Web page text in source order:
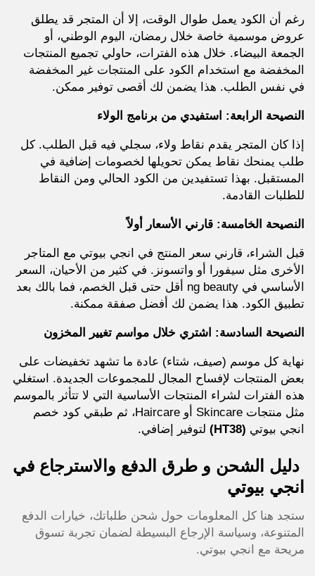
رغم أن الكود يعمل طوال الوقت، إلا أن المتجر قد يطلق
عروض موسمية خاصة خلال رمضان، اليوم الوطني، أو
الجمعة البيضاء. خلال هذه الفترات، حاولي تجميع المنتجات
المخفضة مع استخدام الكود على المنتجات غير المخفضة
في نفس الطلب. هذا يضمن لك أقصى توفير ممكن.
النصيحة الرابعة: استفيدي من برنامج الولاء
إذا كان المتجر يقدم نقاط ولاء، سجلي فيه قبل الطلب. كل
طلب يمنحك نقاط يمكن تحويلها لخصومات إضافية في
المستقبل. بهذا تستفيدين من الكود الحالي ومن النقاط
للطلبات القادمة.
النصيحة الخامسة: قارني الأسعار أولاً
قبل الشراء، قارني سعر المنتج في انجي بيوتي مع المتاجر
الأخرى مثل سيفورا أو واتسونز. في كثير من الأحيان، السعر
الأساسي في ng beauty أقل حتى قبل الخصم، فما بالك بعد
تطبيق الكود. هذا يضمن لك أفضل صفقة ممكنة.
النصيحة السادسة: اشتري خلال مواسم تغيير المخزون
نهاية كل موسم (صيف، شتاء) عادة ما تشهد تخفيضات على
بعض المنتجات لإفساح المجال للمجموعات الجديدة. استغلي
هذه الفترات لشراء المنتجات الأساسية التي لا تتأثر بالموسم
مثل منتجات Skincare أو Haircare، ثم طبقي كود خصم
انجي بيوتي (HT38) لتوفير إضافي.
دليل الشحن و طرق الدفع والاسترجاع في
انجي بيوتي
ستجد هنا كل المعلومات حول شحن طلباتك، خيارات الدفع
المتنوعة، وسياسة الإرجاع البسيطة لضمان تجربة تسوق
مريحة مع انجي بيوتي.